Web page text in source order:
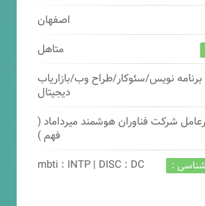
اصفهان
متاهل
برنامه نویس/سئوکار/طراح وب/بازاریاب
دیجیتال
شرکت فناوران هوشمند میرداماد (
فهم )
:
mbti : INTP | DISC : DC